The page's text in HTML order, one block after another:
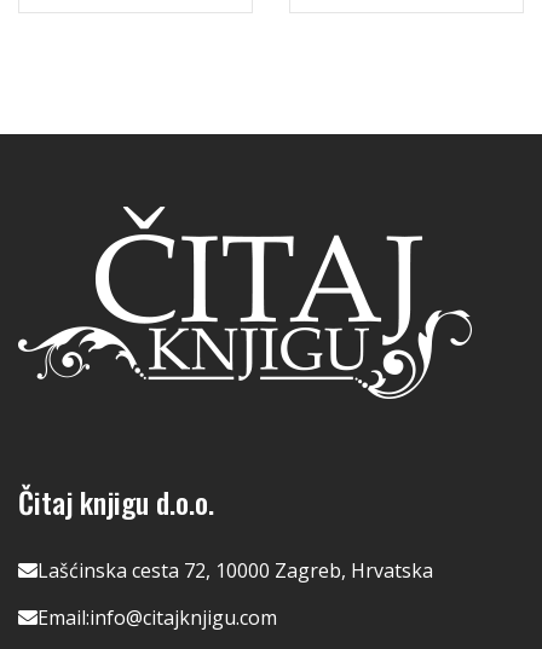
Čitaj knjigu d.o.o.
Lašćinska cesta 72, 10000 Zagreb, Hrvatska
Email:info@citajknjigu.com